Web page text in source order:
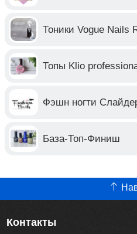
Тоники Vogue Nails
Топы Klio
Фэшн ногти
База-Топ-Финиш
Контакты